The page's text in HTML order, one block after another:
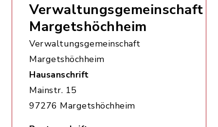
Verwaltungsgemeinschaft
Margetshöchheim
Verwaltungsgemeinschaft
Margetshöchheim
Hausanschrift
Mainstr. 15
97276 Margetshöchheim